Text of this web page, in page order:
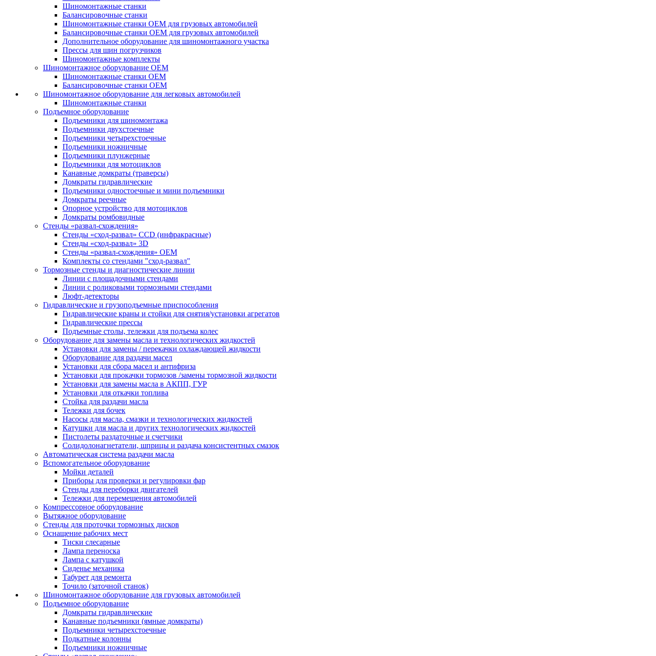
Шиномонтажные станки
Балансировочные станки
Шиномонтажные станки ОЕМ для грузовых автомобилей
Балансировочные станки ОЕМ для грузовых автомобилей
Дополнительное оборудование для шиномонтажного участка
Прессы для шин погрузчиков
Шиномонтажные комплекты
Шиномонтажное оборудование ОЕМ
Шиномонтажные станки ОЕМ
Балансировочные станки ОЕМ
Шиномонтажное оборудование для легковых автомобилей
Шиномонтажные станки
Подъемное оборудование
Подъемники для шиномонтажа
Подъемники двухстоечные
Подъемники четырехстоечные
Подъемники ножничные
Подъемники плунжерные
Подъемники для мотоциклов
Канавные домкраты (траверсы)
Домкраты гидравлические
Подъемники одностоечные и мини подъемники
Домкраты реечные
Опорное устройство для мотоциклов
Домкраты ромбовидные
Стенды «развал-схождения»
Стенды «сход-развал» CCD (инфракрасные)
Стенды «сход-развал» 3D
Стенды «развал-схождения» ОЕМ
Комплекты со стендами "сход-развал"
Тормозные стенды и диагностические линии
Линии с площадочными стендами
Линии с роликовыми тормозными стендами
Люфт-детекторы
Гидравлические и грузоподъемные приспособления
Гидравлические краны и стойки для снятия/установки агрегатов
Гидравлические прессы
Подъемные столы, тележки для подъема колес
Оборудование для замены масла и технологических жидкостей
Установки для замены / перекачки охлаждающей жидкости
Оборудование для раздачи масел
Установки для сбора масел и антифриза
Установки для прокачки тормозов /замены тормозной жидкости
Установки для замены масла в АКПП, ГУР
Установки для откачки топлива
Стойка для раздачи масла
Тележки для бочек
Насосы для масла, смазки и технологических жидкостей
Катушки для масла и других технологических жидкостей
Пистолеты раздаточные и счетчики
Солидолонагнетатели, шприцы и раздача консистентных смазок
Автоматическая система раздачи масла
Вспомогательное оборудование
Мойки деталей
Приборы для проверки и регулировки фар
Стенды для переборки двигателей
Тележки для перемещения автомобилей
Компрессорное оборудование
Вытяжное оборудование
Стенды для проточки тормозных дисков
Оснащение рабочих мест
Тиски слесарные
Лампа переноска
Лампа с катушкой
Сиденье механика
Табурет для ремонта
Точило (заточной станок)
Шиномонтажное оборудование для грузовых автомобилей
Подъемное оборудование
Домкраты гидравлические
Канавные подъемники (ямные домкраты)
Подъемники четырехстоечные
Подкатные колонны
Подъемники ножничные